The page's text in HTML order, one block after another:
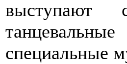
выступают
специальные